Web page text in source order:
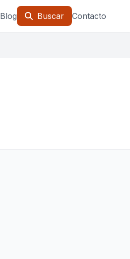
Blog Buscar Contacto